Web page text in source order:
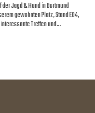
Jagd & Hund in Dortmund
gewohnten Platz, Stand E04,
Treffen und…